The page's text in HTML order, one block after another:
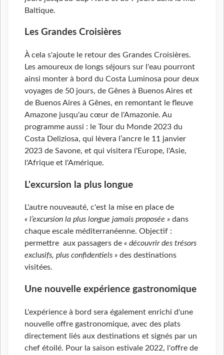
Baltique.
Les Grandes Croisières
À cela s'ajoute le retour des Grandes Croisières.
Les amoureux de longs séjours sur l'eau pourront
ainsi monter à bord du Costa Luminosa pour deux
voyages de 50 jours, de Gênes à Buenos Aires et
de Buenos Aires à Gênes, en remontant le fleuve
Amazone jusqu'au cœur de l'Amazonie. Au
programme aussi : le Tour du Monde 2023 du
Costa Deliziosa, qui lèvera l’ancre le 11 janvier
2023 de Savone, et qui visitera l'Europe, l'Asie,
l'Afrique et l'Amérique.
L'excursion la plus longue
L'autre nouveauté, c'est la mise en place de
« l’excursion la plus longue jamais proposée » dans
chaque escale méditerranéenne. Objectif :
permettre aux passagers de « découvrir des trésors
exclusifs, plus confidentiels » des destinations
visitées.
Une nouvelle expérience gastronomique
L'expérience à bord sera également enrichi d'une
nouvelle offre gastronomique, avec des plats
directement liés aux destinations et signés par un
chef étoilé. Pour la saison estivale 2022, l'offre de